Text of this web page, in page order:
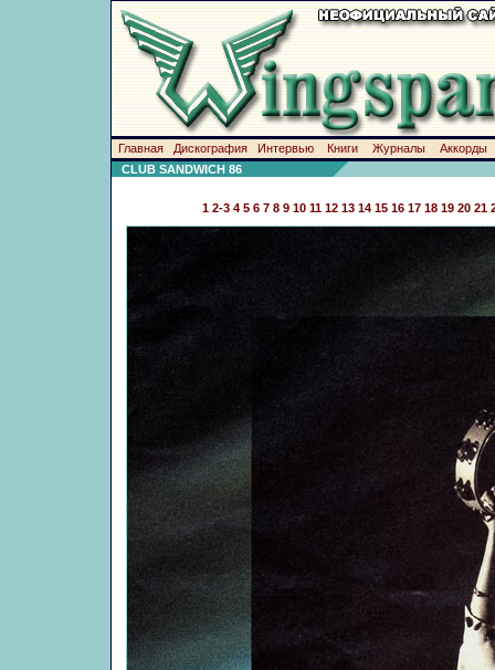
Главная Дискография Интервью Книги Журналы
Аккорды
CLUB SANDWICH 86
1 2-3 4 5 6 7 8 9 10 11 12 13 14 15 16 17 18 19 20 21